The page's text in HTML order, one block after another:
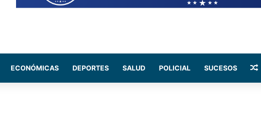
ECONÓMICAS DEPORTES SALUD POLICIAL SUCESOS